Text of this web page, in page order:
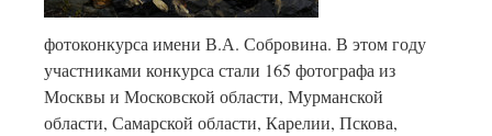
фотоконкурса имени В.А. Собровина. В этом году
участниками конкурса стали 165 фотографа из
Москвы и Московской области, Мурманской
области, Самарской области, Карелии, Пскова,